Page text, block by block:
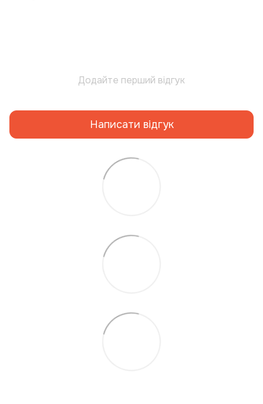
Додайте перший відгук
Написати відгук